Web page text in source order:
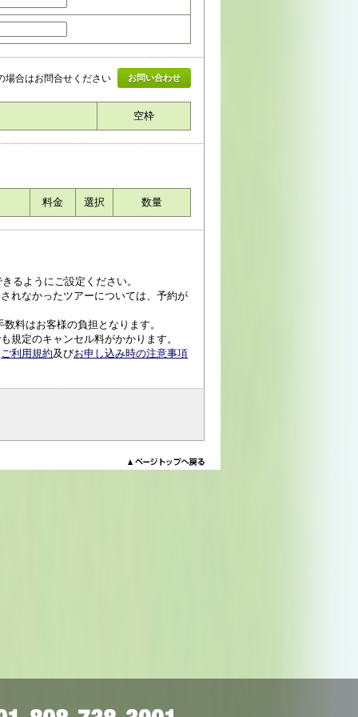
場合はお問合せください お問い合わせ
空枠
料金 選択 数量
るようにご設定ください。
れなかったツアーについては、予約が
料はお客様の負担となります。
規定のキャンセル料がかかります。
ご利用規約及びお申し込み時の注意事項